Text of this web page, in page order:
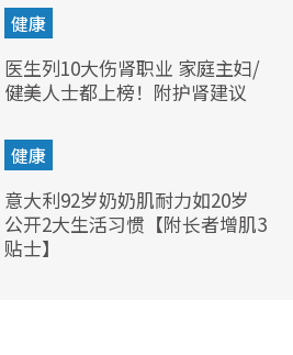
健康
医生列10大伤肾职业 家庭主妇/
健美人士都上榜！附护肾建议
健康
意大利92岁奶奶肌耐力如20岁
公开2大生活习惯【附长者增肌3
贴士】